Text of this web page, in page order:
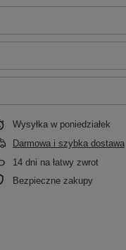
Wysyłka w poniedziałek
Darmowa i szybka dostawa
14 dni na łatwy zwrot
Bezpieczne zakupy